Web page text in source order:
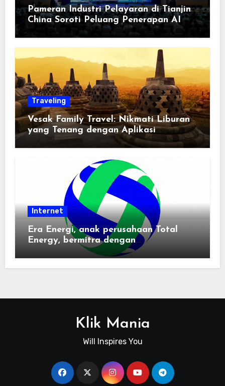
Pameran Industri Pelayaran di Tianjin
China Soroti Peluang Penerapan AI
Traveling
Vesak Family Travel: Nikmati Liburan
yang Tenang dengan Aplikasi
Pemindai PDF
Internet
Era Energi, anak perusahaan Total
Energy, bermitra dengan
Zhuochuangtong untuk mempercepat
Klik Mania
Will Inspires You